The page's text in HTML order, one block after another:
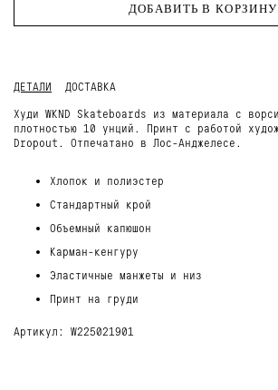
ДОБАВИТЬ В КОРЗИНУ
ДЕТАЛИ
ДОСТАВКА
Худи WKND Skateboards из материала с
плотностью 10 унций. Принт с работой
Dropout. Отпечатано в Лос-Анджелесе.
Хлопок и полиэстер
Стандартный крой
Объемный капюшон
Карман-кенгуру
Эластичные манжеты и низ
Принт на груди
Артикул: W225021901